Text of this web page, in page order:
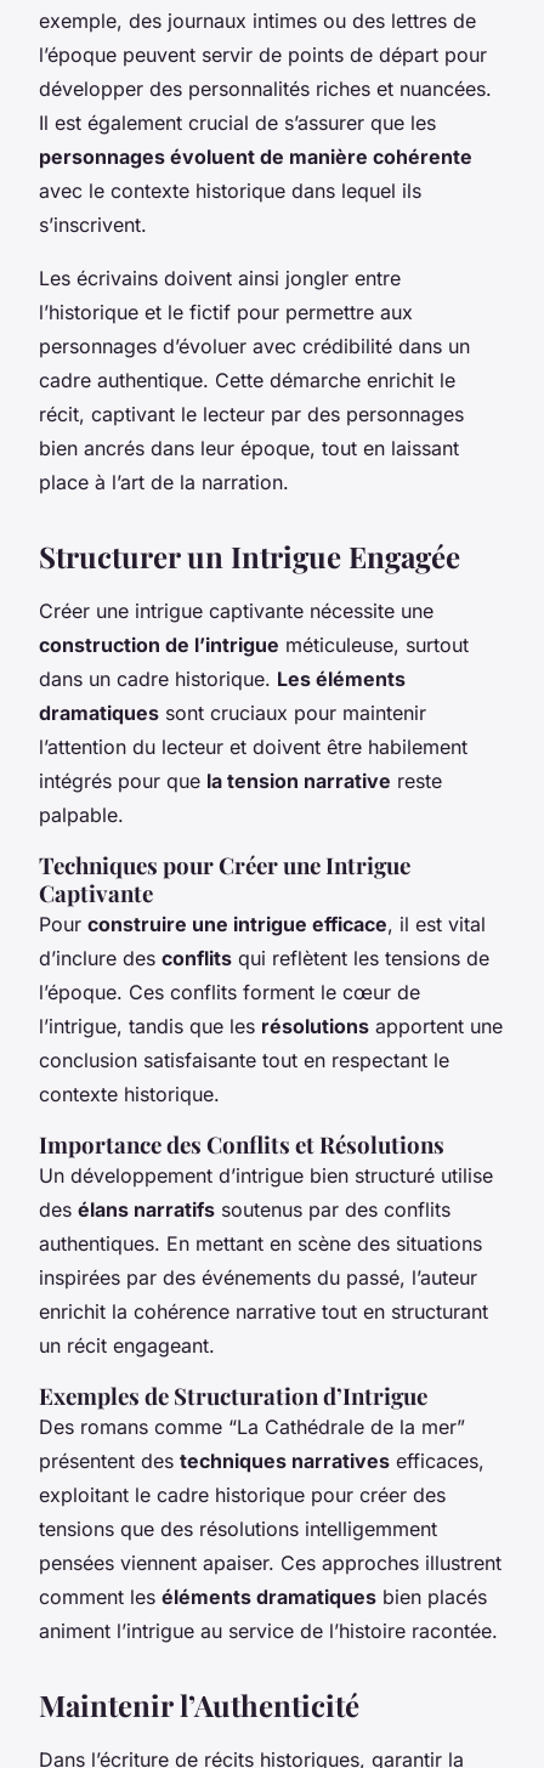
exemple, des journaux intimes ou des lettres de
l’époque peuvent servir de points de départ pour
développer des personnalités riches et nuancées.
Il est également crucial de s’assurer que les
personnages évoluent de manière cohérente
avec le contexte historique dans lequel ils
s’inscrivent.
Les écrivains doivent ainsi jongler entre
l’historique et le fictif pour permettre aux
personnages d’évoluer avec crédibilité dans un
cadre authentique. Cette démarche enrichit le
récit, captivant le lecteur par des personnages
bien ancrés dans leur époque, tout en laissant
place à l’art de la narration.
Structurer un Intrigue Engagée
Créer une intrigue captivante nécessite une
construction de l’intrigue méticuleuse, surtout
dans un cadre historique. Les éléments
dramatiques sont cruciaux pour maintenir
l’attention du lecteur et doivent être habilement
intégrés pour que la tension narrative reste
palpable.
Techniques pour Créer une Intrigue
Captivante
Pour construire une intrigue efficace, il est vital
d’inclure des conflits qui reflètent les tensions de
l’époque. Ces conflits forment le cœur de
l’intrigue, tandis que les résolutions apportent une
conclusion satisfaisante tout en respectant le
contexte historique.
Importance des Conflits et Résolutions
Un développement d’intrigue bien structuré utilise
des élans narratifs soutenus par des conflits
authentiques. En mettant en scène des situations
inspirées par des événements du passé, l’auteur
enrichit la cohérence narrative tout en structurant
un récit engageant.
Exemples de Structuration d’Intrigue
Des romans comme “La Cathédrale de la mer”
présentent des techniques narratives efficaces,
exploitant le cadre historique pour créer des
tensions que des résolutions intelligemment
pensées viennent apaiser. Ces approches illustrent
comment les éléments dramatiques bien placés
animent l’intrigue au service de l’histoire racontée.
Maintenir l’Authenticité
Dans l’écriture de récits historiques, garantir la